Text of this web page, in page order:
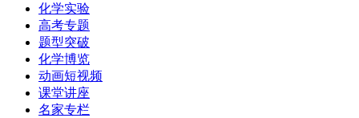
化学实验
高考专题
题型突破
化学博览
动画短视频
课堂讲座
名家专栏